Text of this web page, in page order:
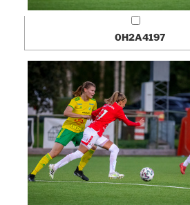
0H2A4197